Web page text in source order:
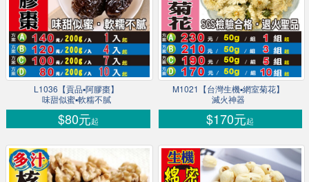
L1036【貢品▪阿膠棗】
味甜似蜜▪軟糯不膩
$80元起
M1021【台灣生機▪網室菊花】
滅火神器
$170元起